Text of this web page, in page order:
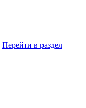
Перейти в раздел